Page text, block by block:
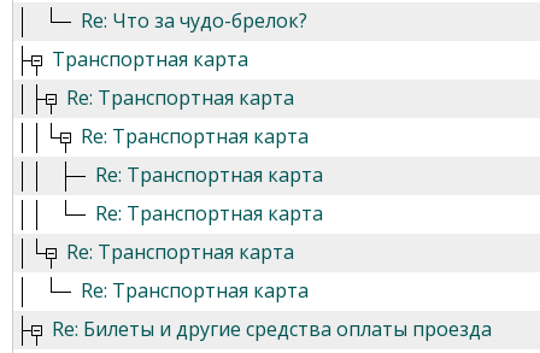
Re: Что за чудо-брелок?
Транспортная карта
Re: Транспортная карта
Re: Транспортная карта
Re: Транспортная карта
Re: Транспортная карта
Re: Транспортная карта
Re: Транспортная карта
Re: Билеты и другие средства оплаты проезда